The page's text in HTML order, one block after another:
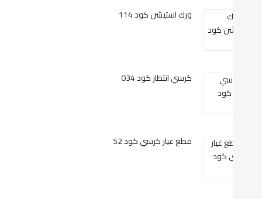
ورك استيشن كود 114
كرسي انتظار كود 034
قطع غيار كرسي كود 52